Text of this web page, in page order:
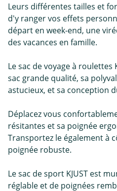
Leurs différentes tailles et
d'y ranger vos effets
départ en week-end, une
des vacances en famille.
Le sac de voyage à roulettes
sac grande qualité, sa
astucieux, et sa conception
Déplacez vous
résitantes et sa poignée
Transportez le également à
poignée robuste.
Le sac de sport KJUST est
réglable et de poignées